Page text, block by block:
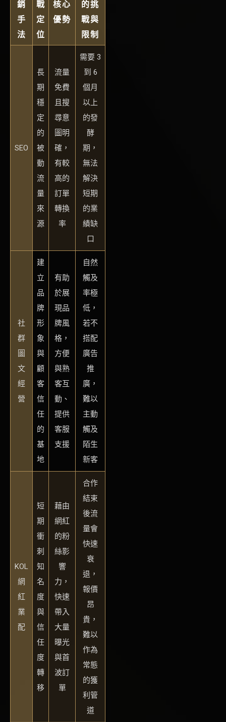
銷
手
法
戰
定
位
核心
優勢
的挑
戰與
限制
SEO
長
期
穩
定
的
被
動
流
量
來
源
流量
免費
且搜
尋意
圖明
確，
有較
高的
訂單
轉換
率
需要 3
到 6
個月
以上
的發
酵
期，
無法
解決
短期
的業
績缺
口
社
群
圖
文
經
營
建
立
品
牌
形
象
與
顧
客
信
任
的
基
地
有助
於展
現品
牌風
格，
方便
與熟
客互
動、
提供
客服
支援
自然
觸及
率極
低，
若不
搭配
廣告
推
廣，
難以
主動
觸及
陌生
新客
KOL
網
紅
業
配
短
期
衝
刺
知
名
度
與
信
任
度
轉
移
藉由
網紅
的粉
絲影
響
力，
快速
帶入
大量
曝光
與首
波訂
單
合作
結束
後流
量會
快速
衰
退，
報價
昂
貴，
難以
作為
常態
的獲
利管
道